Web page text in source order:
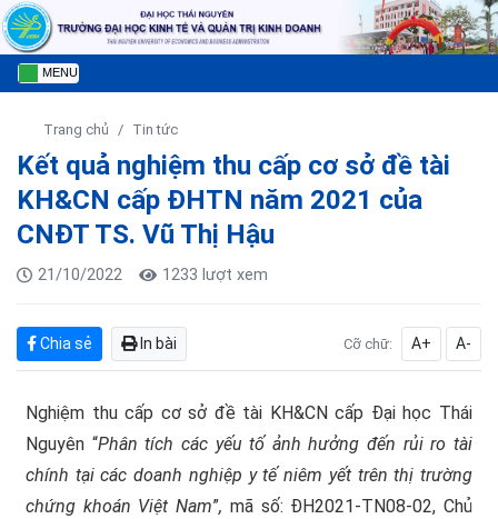
MENU
Trang chủ Tin tức
Kết quả nghiệm thu cấp cơ sở đề tài
KH&CN cấp ĐHTN năm 2021 của
CNĐT TS. Vũ Thị Hậu
21/10/2022 1233 lượt xem
Chia sẻ In bài Cỡ chữ: A+ A-
Nghiệm thu cấp cơ sở đề tài KH&CN cấp Đại học Thái
Nguyên “Phân tích các yếu tố ảnh hưởng đến rủi ro tài
chính tại các doanh nghiệp y tế niêm yết trên thị trường
chứng khoán Việt Nam”, mã số: ĐH2021-TN08-02, Chủ